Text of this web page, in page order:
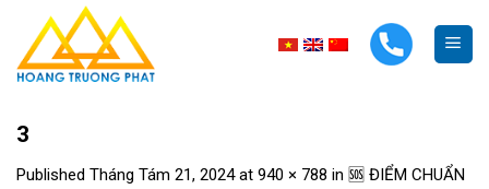
content
3
Published Tháng Tám 21, 2024at 940 × 788 in 🆘 ĐIỂM CHUẨN